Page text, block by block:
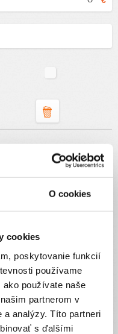
O cookies
cookies
poskytovanie funkcií
používame
používate naše
partnerom v
analýzy. Títo partneri
s ďalšími
a zároveň pomôžete
Anonymne?